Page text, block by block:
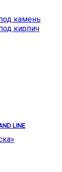
камень
кирпич
LINE